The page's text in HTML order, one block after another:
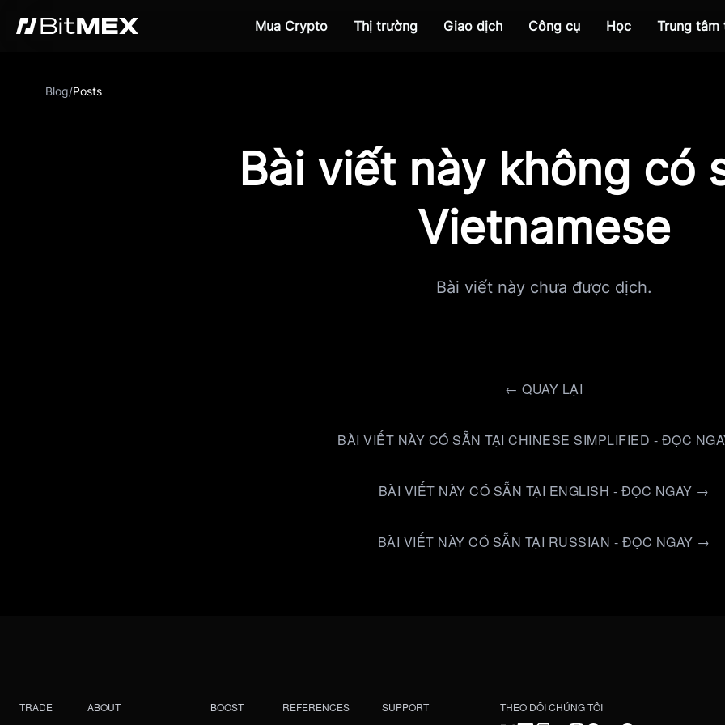
Mua Crypto Thị trường Giao dịch Công cụ Học Trung tâm
Blog/Posts
Bài viết này không có
Vietnamese
Bài viết này chưa được dịch.
← QUAY LẠI
BÀI VIẾT NÀY CÓ SẴN TẠI CHINESE SIMPLIFIED - ĐỌC
BÀI VIẾT NÀY CÓ SẴN TẠI ENGLISH - ĐỌC NGAY →
BÀI VIẾT NÀY CÓ SẴN TẠI RUSSIAN - ĐỌC NGAY →
TRADE ABOUT BOOST REFERENCES SUPPORT THEO DÕI CHÚNG TÔI